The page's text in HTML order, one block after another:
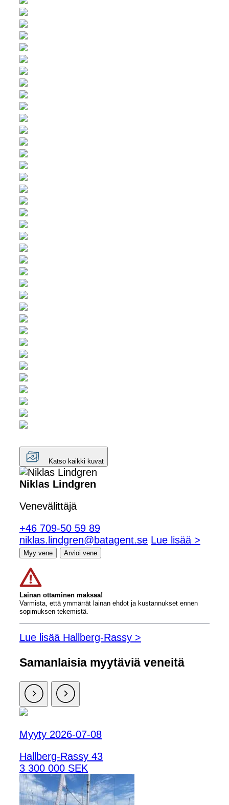
Katso kaikki kuvat
Niklas Lindgren
Venevälittäjä
+46 709-50 59 89
niklas.lindgren@batagent.se Lue lisää >
Myy vene Arvioi vene
Lainan ottaminen maksaa!
Varmista, että ymmärrät lainan ehdot ja kustannukset ennen
sopimuksen tekemistä.
Lue lisää Hallberg-Rassy >
Samanlaisia ​​myytäviä veneitä
Myyty 2026-07-08
Hallberg-Rassy 43
3 300 000 SEK